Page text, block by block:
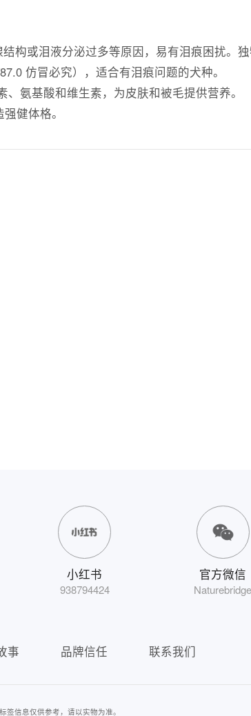
构或泪液分泌过多等原因，易有泪痕困扰。
仿冒必究），适合有泪痕问题的犬种。
氨基酸和维生素，为皮肤和被毛提供营养。
健体格。
小红书
938794424
官方微信
Naturebridge
事 品牌信任 联系我们
签信息仅供参考，请以实物为准。